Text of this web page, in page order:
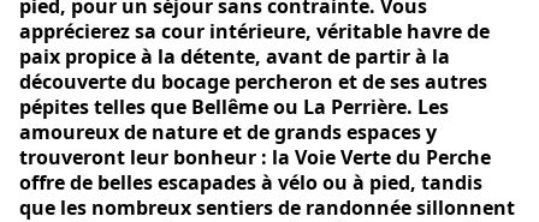
pied, pour un séjour sans contrainte. Vous
apprécierez sa cour intérieure, véritable havre de
paix propice à la détente, avant de partir à la
découverte du bocage percheron et de ses autres
pépites telles que Bellême ou La Perrière. Les
amoureux de nature et de grands espaces y
trouveront leur bonheur : la Voie Verte du Perche
offre de belles escapades à vélo ou à pied, tandis
que les nombreux sentiers de randonnée sillonnent